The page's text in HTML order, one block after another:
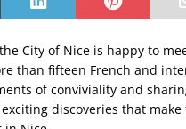
the City of Nice is happy to
than fifteen French and
of conviviality and
discoveries that